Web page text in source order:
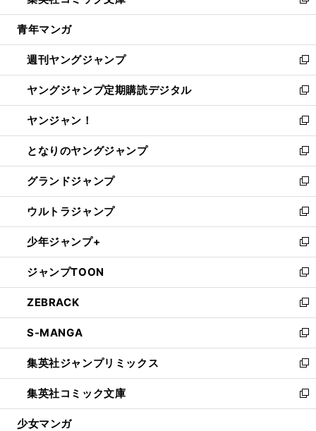
開
ウ
開
く
ン
ウ
で
開
く
ウ
ン
ド
ウ
で
開
く
し
ウ
ィ
ン
ド
ウ
で
開
く
青年マンガ
週刊ヤングジャンプ
新
し
い
ウ
ィ
ン
ド
ウ
で
開
く
ヤングジャンプ定期購読デジタル
新
し
い
ウ
ィ
ン
ド
ウ
で
開
く
ヤンジャン！
新
し
い
ウ
ィ
ン
ド
ウ
で
開
く
となりのヤングジャンプ
新
し
い
ウ
ィ
ン
ド
ウ
で
開
く
グランドジャンプ
新
し
い
ウ
ィ
ン
ド
ウ
で
開
く
ウルトラジャンプ
新
し
い
ウ
ィ
ン
ド
ウ
で
開
く
少年ジャンプ+
新
し
い
ウ
ィ
ン
ド
ウ
で
開
く
ジャンプTOON
新
し
い
ウ
ィ
ン
ド
ウ
で
開
ZEBRACK
新
し
い
ウ
ィ
ン
ド
ウ
S-MANGA
新
し
い
ウ
ィ
ン
集英社ジャンプリミックス
新
し
い
ウ
集英社コミック文庫
新
し
少女マンガ